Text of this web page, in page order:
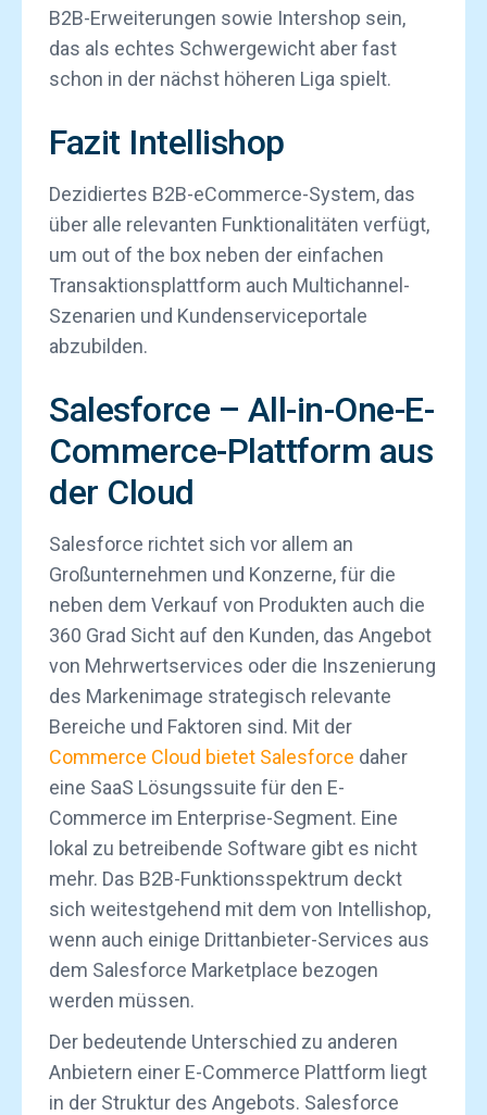
B2B-Erweiterungen sowie Intershop sein,
das als echtes Schwergewicht aber fast
schon in der nächst höheren Liga spielt.
Fazit Intellishop
Dezidiertes B2B-eCommerce-System, das
über alle relevanten Funktionalitäten verfügt,
um out of the box neben der einfachen
Transaktionsplattform auch Multichannel-
Szenarien und Kundenserviceportale
abzubilden.
Salesforce – All-in-One-E-
Commerce-Plattform aus
der Cloud
Salesforce richtet sich vor allem an
Großunternehmen und Konzerne, für die
neben dem Verkauf von Produkten auch die
360 Grad Sicht auf den Kunden, das Angebot
von Mehrwertservices oder die Inszenierung
des Markenimage strategisch relevante
Bereiche und Faktoren sind. Mit der
Commerce Cloud bietet Salesforce daher
eine SaaS Lösungssuite für den E-
Commerce im Enterprise-Segment. Eine
lokal zu betreibende Software gibt es nicht
mehr. Das B2B-Funktionsspektrum deckt
sich weitestgehend mit dem von Intellishop,
wenn auch einige Drittanbieter-Services aus
dem Salesforce Marketplace bezogen
werden müssen.
Der bedeutende Unterschied zu anderen
Anbietern einer E-Commerce Plattform liegt
in der Struktur des Angebots. Salesforce